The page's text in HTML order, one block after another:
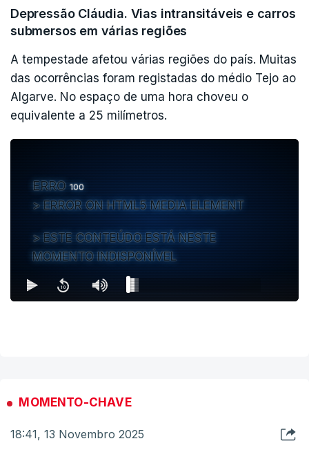
Depressão Cláudia. Vias intransitáveis e carros
submersos em várias regiões
A tempestade afetou várias regiões do país. Muitas
das ocorrências foram registadas do médio Tejo ao
Algarve. No espaço de uma hora choveu o
equivalente a 25 milímetros.
ERRO100
ERROR ON HTML5 MEDIA ELEMENT
ESTE CONTEÚDO ESTÁ NESTE
MOMENTO INDISPONÍVEL
MOMENTO-CHAVE
18:41, 13 Novembro 2025